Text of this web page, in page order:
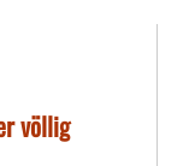
völlig